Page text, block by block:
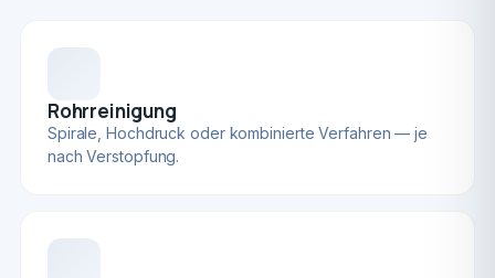
Rohrreinigung
Spirale, Hochdruck oder kombinierte Verfahren — je
nach Verstopfung.